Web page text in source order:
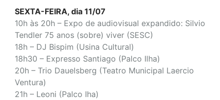
SEXTA-FEIRA, dia 11/07
10h às 20h – Expo de audiovisual expandido: Silvio
Tendler 75 anos (sobre) viver (SESC)
18h – DJ Bispim (Usina Cultural)
18h30 – Expresso Santiago (Palco Ilha)
20h – Trio Dauelsberg (Teatro Municipal Laercio
Ventura)
21h – Leoni (Palco Iha)